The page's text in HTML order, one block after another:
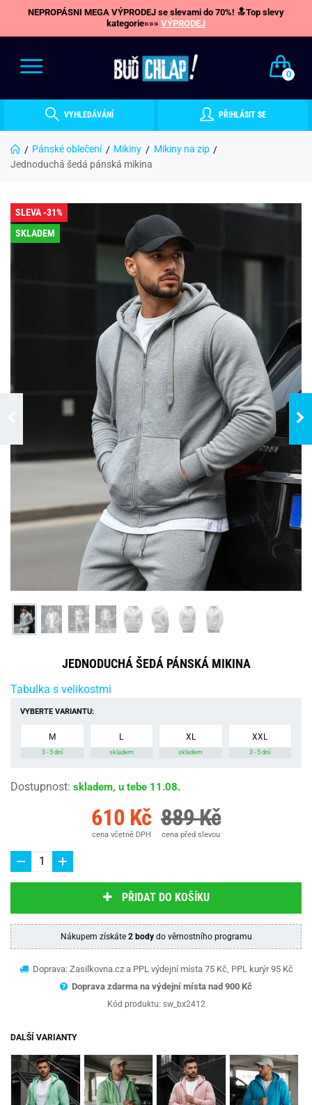
NEPROPÁSNI MEGA VÝPRODEJ se slevami do 70%! 🔝Top slevy
kategorie»»» VÝPRODEJ
0
VYHLEDÁVÁNÍ PŘIHLÁSIT SE
Pánské oblečení Mikiny
Mikiny na zip
Jednoduchá šedá pánská mikina
SLEVA -31%
SKLADEM
JEDNODUCHÁ ŠEDÁ PÁNSKÁ MIKINA
Tabulka s velikostmi
VYBERTE VARIANTU:
M
3 - 5 dní
L
skladem
XL
skladem
XXL
3 - 5 dní
Dostupnost: skladem, u tebe 11.08.
610 Kč
cena včetně DPH
889 Kč
cena před slevou
PŘIDAT DO KOŠÍKU
Nákupem získáte 2 bodydo věrnostního programu
Doprava: Zasilkovna.cz a PPL výdejní místa 75 Kč, PPL kurýr 95 Kč
Doprava zdarma na výdejní místa nad 900 Kč
Kód produktu: sw_bx2412
DALŠÍ VARIANTY